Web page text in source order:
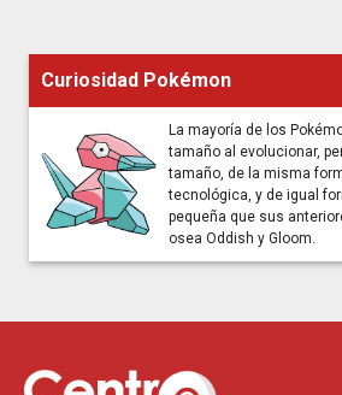
Curiosidad Pokémon
La mayoría de los
tamaño al evolucionar,
tamaño, de la misma
tecnológica, y de igual
pequeña que sus
osea Oddish y Gloom.